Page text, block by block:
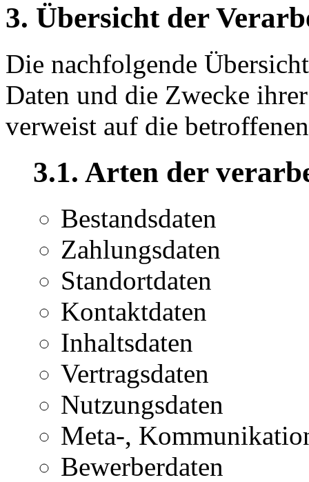
3. Übersicht der
Die nachfolgende
Daten und die Zwecke
verweist auf die
3.1. Arten der
Bestandsdaten
Zahlungsdaten
Standortdaten
Kontaktdaten
Inhaltsdaten
Vertragsdaten
Nutzungsdaten
Meta-,
Bewerberdaten